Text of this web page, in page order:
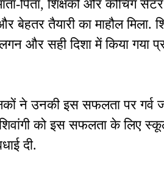
पिता, शिक्षकों और कोचिंग सेंटर
बेहतर तैयारी का माहौल मिला.
और सही दिशा में किया गया
ने उनकी इस सफलता पर
को इस सफलता के लिए
दी.